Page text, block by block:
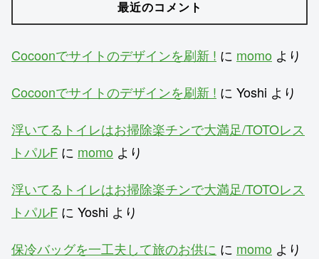
最近のコメント
Cocoonでサイトのデザインを刷新 ! に momo より
Cocoonでサイトのデザインを刷新 ! に Yoshi より
浮いてるトイレはお掃除楽チンで大満足/TOTOレス
トパルF に momo より
浮いてるトイレはお掃除楽チンで大満足/TOTOレス
トパルF に Yoshi より
保冷バッグを一工夫して旅のお供に に momo より